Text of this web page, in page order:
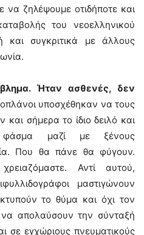
να ζηλέψουμε οτιδήποτε και
του νεοελληνικού
και συγκριτικά με άλλους
Ήταν ασθενές, δεν
υποσχέθηκαν να τους
σήμερα το ίδιο δειλό και
φάσμα μαζί με ξένους
Που θα πάνε θα φύγουν.
Αντί αυτού,
μαστιγώνουν
το θύμα και όχι τον
να απολαύσουν την σύνταξή
σε εγχώριους πνευματικούς